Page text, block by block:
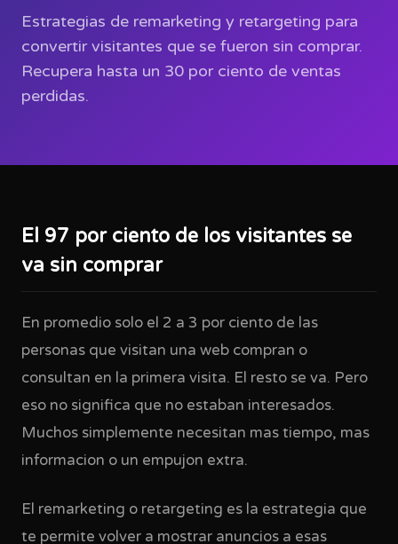
Estrategias de remarketing y retargeting para
convertir visitantes que se fueron sin comprar.
Recupera hasta un 30 por ciento de ventas
perdidas.
El 97 por ciento de los visitantes se
va sin comprar
En promedio solo el 2 a 3 por ciento de las
personas que visitan una web compran o
consultan en la primera visita. El resto se va. Pero
eso no significa que no estaban interesados.
Muchos simplemente necesitan mas tiempo, mas
informacion o un empujon extra.
El remarketing o retargeting es la estrategia que
te permite volver a mostrar anuncios a esas